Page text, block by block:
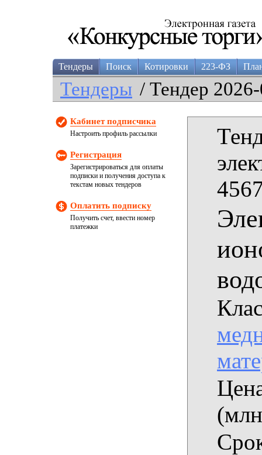
Тендеры Поиск Котировки 223-ФЗ
Тендеры / Тендер
Кабинет подписчика
Настроить профиль рассылки
Регистрация
Зарегистрироваться для оплаты
подписки и получения доступа к
текстам новых тендеров
Оплатить подписку
Получить счет, ввести номер
платежки